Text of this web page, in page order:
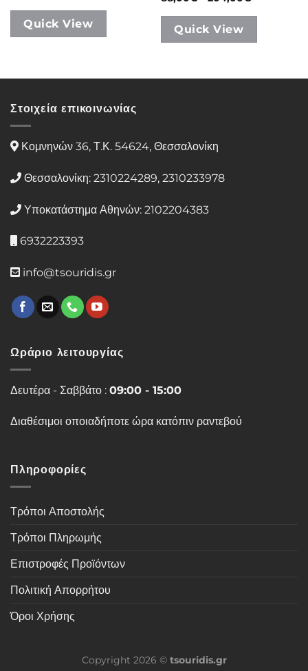
77,00€
Quick View
88,00€
Quick View
Στοιχεία επικοινωνίας
Κομνηνών 36, Τ.Κ. 54624, Θεσσαλονίκη
Θεσσαλονίκη: 2310224289, 2310233978
Υποκατάστημα Αθηνών: 2102204383
6932223393
info@tsouridis.gr
Ωράριο λειτουργίας
Δευτέρα - Σαββάτο : 09:00 - 15:00
Διαθέσιμοι οποιαδήποτε ώρα κατόπιν ραντεβού
Πληροφορίες
Τρόποι Αποστολής
Τρόποι Πληρωμής
Επιστροφές Προϊόντων
Πολιτική Απορρήτου
Όροι Χρήσης
Copyright 2026 © tsouridis.gr